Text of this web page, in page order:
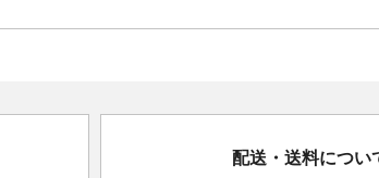
配送・送料につい